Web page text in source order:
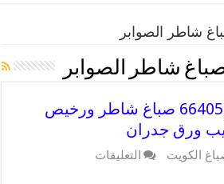
شاطر الصوابر
شاطر الصوابر
صباغ الصوابر 66405052 صباغ شاطر ورخيص
ورق جدران
الكويت التعليقات